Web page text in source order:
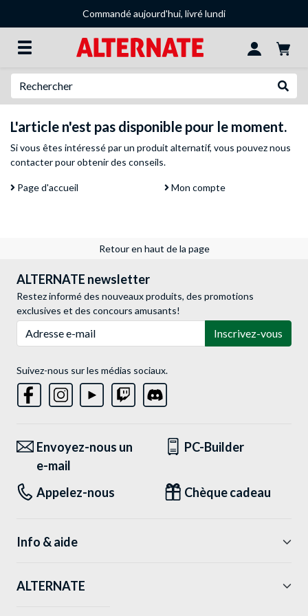
Commandé aujourd'hui, livré lundi
L'article n'est pas disponible pour le moment.
Si vous êtes intéressé par un produit alternatif, vous pouveznous
contacterpour obtenir des conseils.
Page d'accueil Mon compte
Retour en haut de la page
ALTERNATE newsletter
Restez informé des nouveaux produits, des promotions
exclusives et des concours amusants!
Inscrivez-vous
Suivez-nous sur les médias sociaux.
Envoyez-nous un
e-mail
PC-Builder
Appelez-nous Chèque cadeau
Info & aide
ALTERNATE